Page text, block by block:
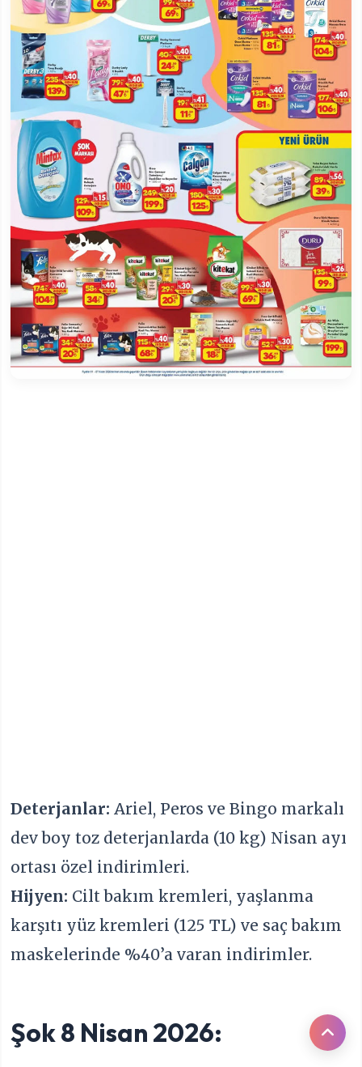
Deterjanlar: Ariel, Peros ve Bingo markalı
dev boy toz deterjanlarda (10 kg) Nisan ayı
ortası özel indirimleri.
Hijyen: Cilt bakım kremleri, yaşlanma
karşıtı yüz kremleri (125 TL) ve saç bakım
maskelerinde %40’a varan indirimler.
Şok 8 Nisan 2026: